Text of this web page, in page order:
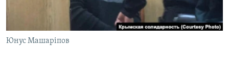
СВІДЧЕННЯ ОКУПАЦІЇ
УКРАЇНСЬКА ПРОБЛЕМА КРИМУ
ІНФОГРАФІКА
ДОЛУЧАЙСЯ!
Юнус Машаріпов